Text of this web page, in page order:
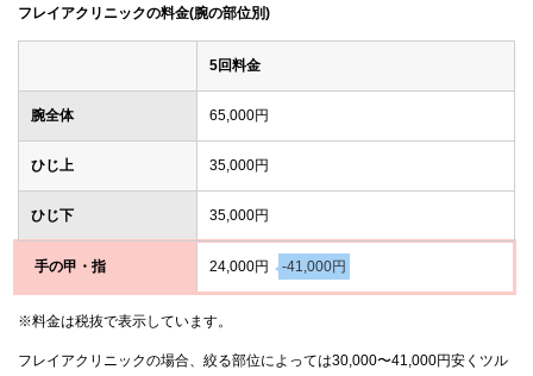
フレイアクリニックの料金(腕の部位別)
5回料金
腕全体 65,000円
ひじ上 35,000円
ひじ下 35,000円
手の甲・指 24,000円 -41,000円
※料金は税抜で表示しています。
フレイアクリニックの場合、絞る部位によっては30,000〜41,000円安くツル